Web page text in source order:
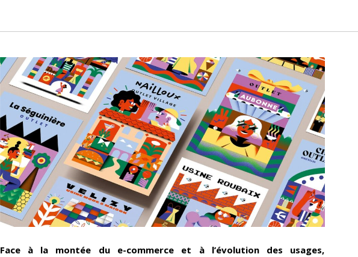
Face à la montée du e-commerce et à l’évolution des usages,